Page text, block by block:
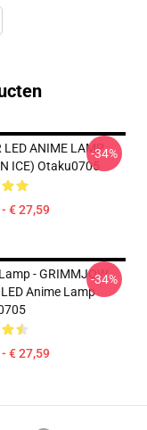
LED ANIME LAMP
ICE) Otaku0705
€ 27,59
-34%
- GRIMMJOW
Anime Lamp
€ 27,59
-34%